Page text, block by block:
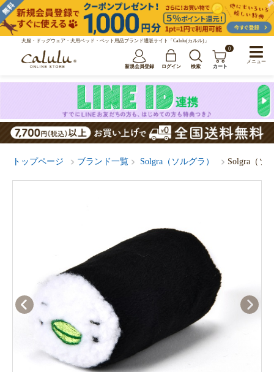
犬服・ドッグウェア・犬用ベッド・ペット用品ブランド通販サイト「Calulu(カルル)」
新規会員登録 ログイン 検索
0
カート
トップページ ブランド一覧 Solgra（ソルグラ） Solgra（ソ
メニュー